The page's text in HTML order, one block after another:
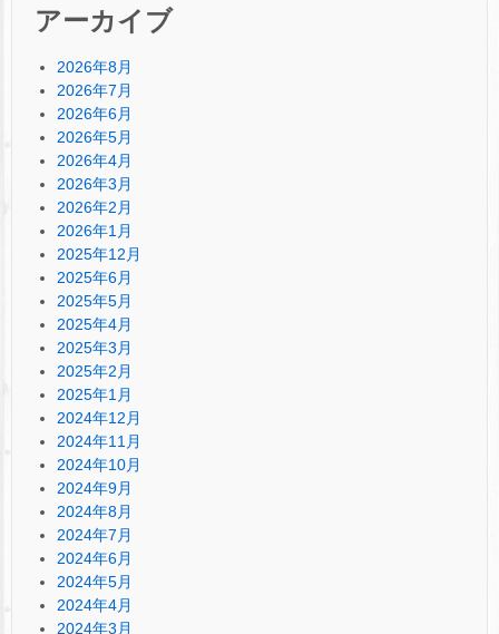
アーカイブ
2026年8月
2026年7月
2026年6月
2026年5月
2026年4月
2026年3月
2026年2月
2026年1月
2025年12月
2025年6月
2025年5月
2025年4月
2025年3月
2025年2月
2025年1月
2024年12月
2024年11月
2024年10月
2024年9月
2024年8月
2024年7月
2024年6月
2024年5月
2024年4月
2024年3月